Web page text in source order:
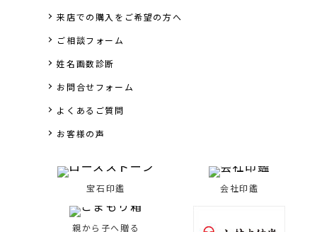
来店での購入をご希望の方へ
ご相談フォーム
姓名画数診断
お問合せフォーム
よくあるご質問
お客様の声
宝石印鑑 会社印鑑
親から子へ贈る